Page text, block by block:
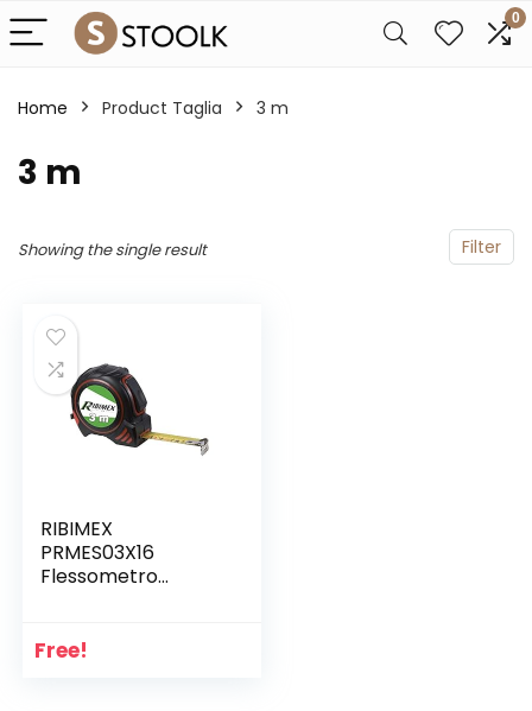
0
Home Product Taglia 3 m
3 m
Filter
Showing the single result
RIBIMEX
PRMES03X16
Flessometro
Free!